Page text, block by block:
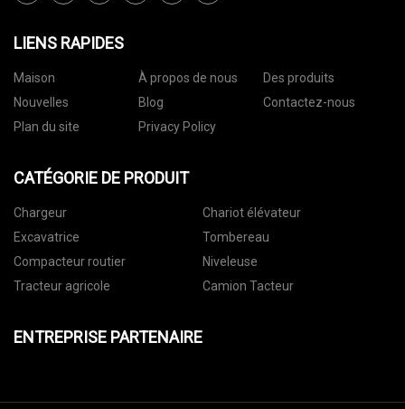
LIENS RAPIDES
Maison À propos de nous
Des produits
Nouvelles
Blog
Contactez-nous
Plan du site
Privacy Policy
CATÉGORIE DE PRODUIT
Chargeur
Chariot élévateur
Excavatrice
Tombereau
Compacteur routier
Niveleuse
Tracteur agricole
Camion Tacteur
ENTREPRISE PARTENAIRE